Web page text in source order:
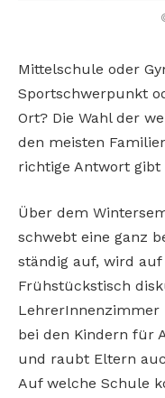
Mittelschule oder
Sportschwerpunkt
Ort? Die Wahl der
den meisten
richtige Antwort gibt
Über dem
schwebt eine ganz
ständig auf, wird
Frühstückstisch
LehrerInnenzimmer
bei den Kindern für
und raubt Eltern
Auf welche Schule